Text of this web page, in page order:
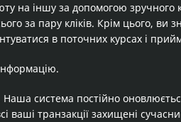
на іншу за допомогою
за пару кліків. Крім цього, ви
в поточних курсах і
система постійно
транзакції захищені